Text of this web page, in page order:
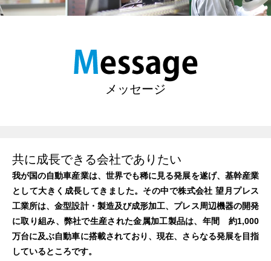
メッセージ
共に成長できる会社でありたい
我が国の自動車産業は、世界でも稀に見る発展を遂げ、基幹産業
として大きく成長してきました。その中で株式会社 望月プレス
工業所は、金型設計・製造及び成形加工、プレス周辺機器の開発
に取り組み、弊社で生産された金属加工製品は、年間 約1,000
万台に及ぶ自動車に搭載されており、現在、さらなる発展を目指
しているところです。